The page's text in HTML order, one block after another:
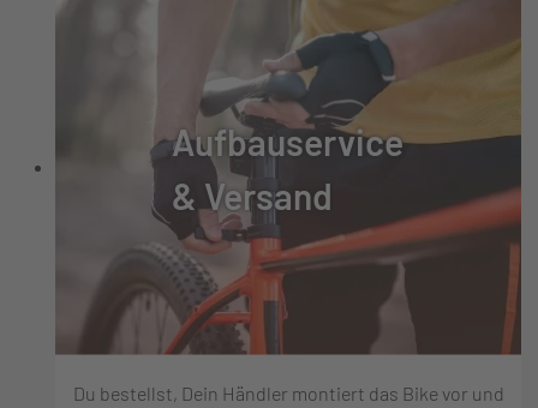
Aufbauservice
& Versand
Du bestellst, Dein Händler montiert das Bike vor und